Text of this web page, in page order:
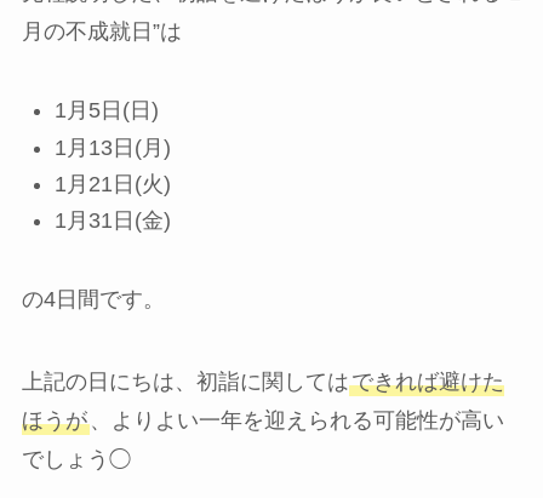
月の不成就日”は
1月5日(日)
1月13日(月)
1月21日(火)
1月31日(金)
の4日間です。
上記の日にちは、初詣に関してはできれば避けた
ほうが、よりよい一年を迎えられる可能性が高い
でしょう◯